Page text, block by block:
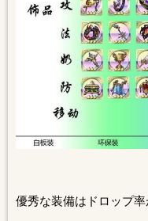
優秀な装備はドロップ率